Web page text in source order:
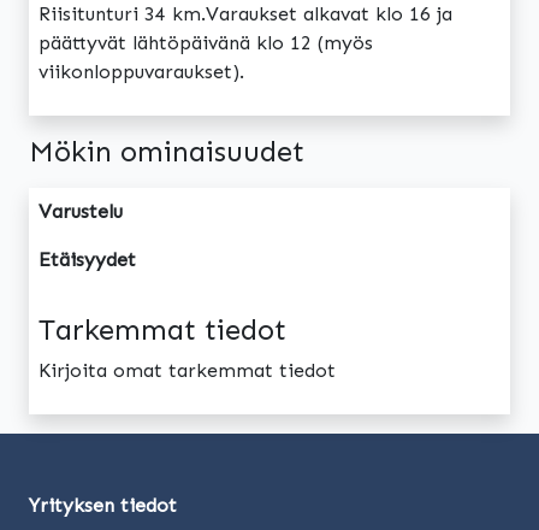
Riisitunturi 34 km.Varaukset alkavat klo 16 ja
päättyvät lähtöpäivänä klo 12 (myös
viikonloppuvaraukset).
Mökin ominaisuudet
Varustelu
Etäisyydet
Tarkemmat tiedot
Kirjoita omat tarkemmat tiedot
Yrityksen tiedot